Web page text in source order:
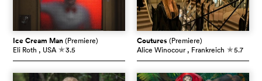
Ice Cream Man(Premiere)
Eli Roth , USA c3.5
Coutures (Premiere)
Alice Winocour , Frankreich c5.7